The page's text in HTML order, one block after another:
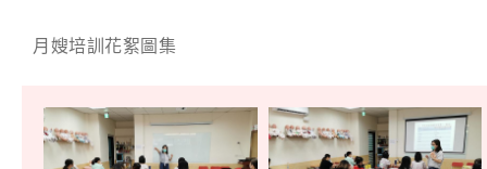
月嫂培訓花絮圖集